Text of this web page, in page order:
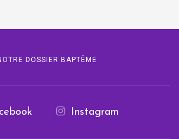
DOSSIER BAPTÊME
Instagram